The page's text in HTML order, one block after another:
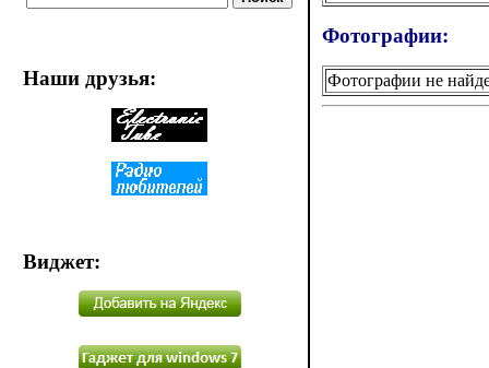
Наши друзья:
Виджет:
Фотографии:
Фотографии не